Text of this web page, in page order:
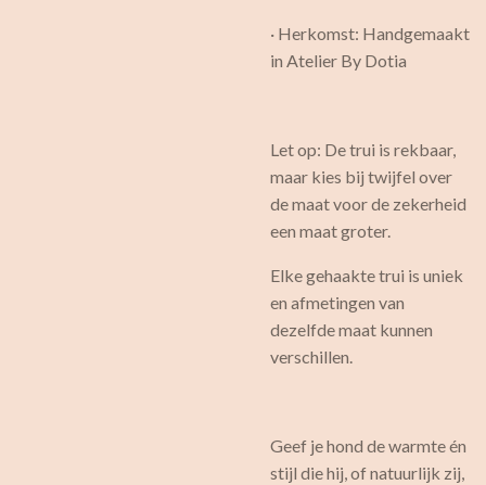
· Herkomst: Handgemaakt
in Atelier By Dotia
Let op: De trui is rekbaar,
maar kies bij twijfel over
de maat voor de zekerheid
een maat groter.
Elke gehaakte trui is uniek
en afmetingen van
dezelfde maat kunnen
verschillen.
Geef je hond de warmte én
stijl die hij, of natuurlijk zij,